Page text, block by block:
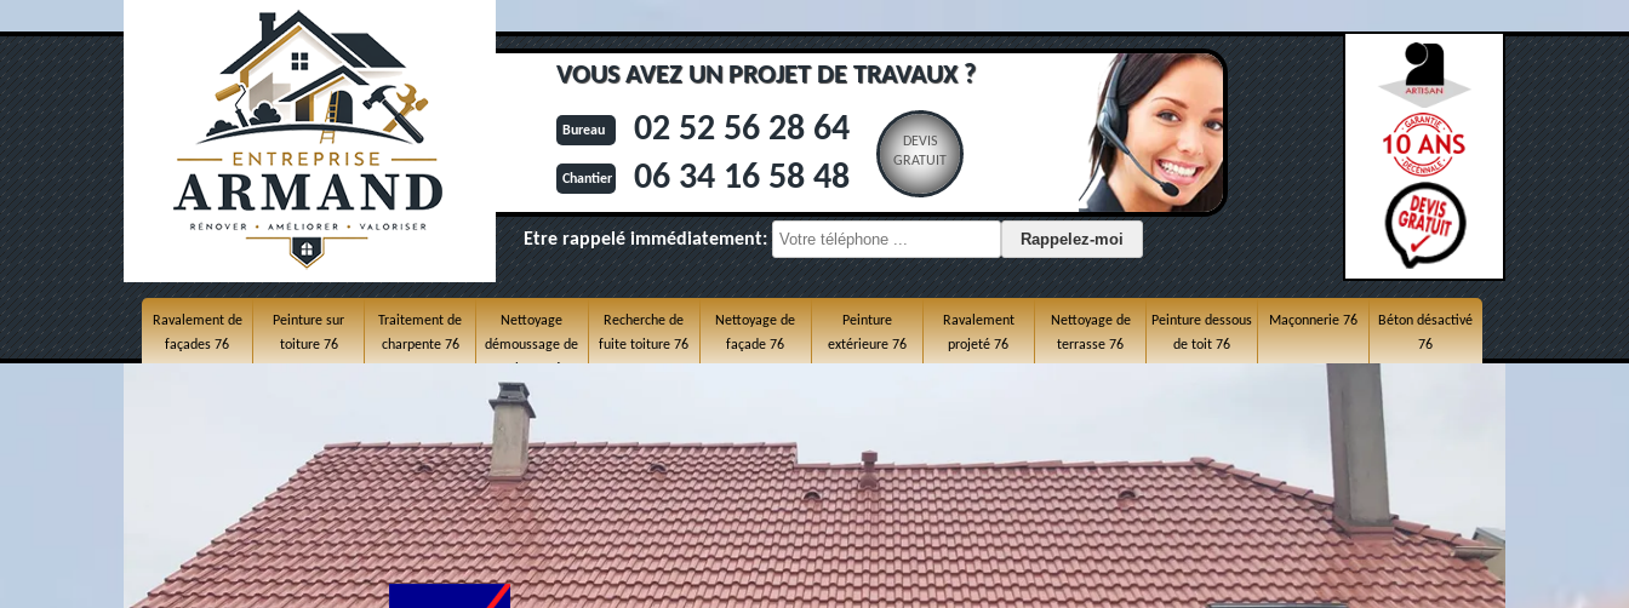
VOUS AVEZ UN PROJET DE TRAVAUX ?
Bureau 02 52 56 28 64
Chantier 06 34 16 58 48
DEVIS
GRATUIT
Etre rappelé immédiatement:
Ravalement de
façades 76
Peinture sur
toiture 76
Traitement de
charpente 76
Nettoyage
démoussage de
Recherche de
fuite toiture 76
Nettoyage de
façade 76
Peinture
extérieure 76
Ravalement
projeté 76
Nettoyage de
terrasse 76
Peinture dessous
de toit 76
Maçonnerie 76
Béton désactivé
76